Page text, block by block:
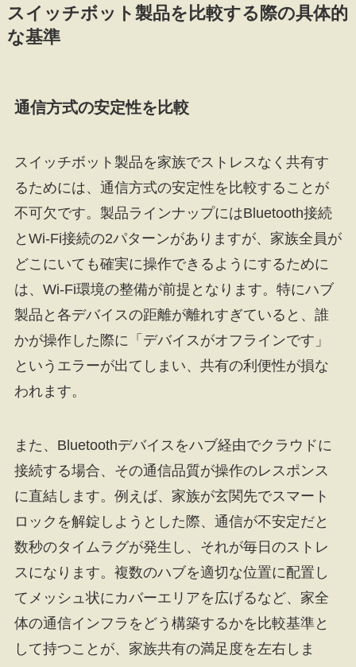
スイッチボット製品を比較する際の具体的
な基準
通信方式の安定性を比較
スイッチボット製品を家族でストレスなく共有す
るためには、通信方式の安定性を比較することが
不可欠です。製品ラインナップにはBluetooth接続
とWi-Fi接続の2パターンがありますが、家族全員が
どこにいても確実に操作できるようにするために
は、Wi-Fi環境の整備が前提となります。特にハブ
製品と各デバイスの距離が離れすぎていると、誰
かが操作した際に「デバイスがオフラインです」
というエラーが出てしまい、共有の利便性が損な
われます。
また、Bluetoothデバイスをハブ経由でクラウドに
接続する場合、その通信品質が操作のレスポンス
に直結します。例えば、家族が玄関先でスマート
ロックを解錠しようとした際、通信が不安定だと
数秒のタイムラグが発生し、それが毎日のストレ
スになります。複数のハブを適切な位置に配置し
てメッシュ状にカバーエリアを広げるなど、家全
体の通信インフラをどう構築するかを比較基準と
して持つことが、家族共有の満足度を左右しま